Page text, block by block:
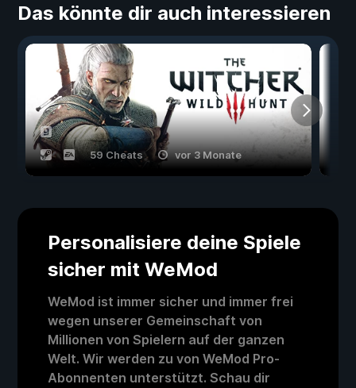
Das könnte dir auch interessieren
59 Cheats vor 3 Monate
Personalisiere deine Spiele
sicher mit WeMod
WeMod ist immer sicher und immer frei
wegen unserer Gemeinschaft von
Millionen von Spielern auf der ganzen
Welt. Wir werden zu von WeMod Pro-
Abonnenten unterstützt. Schau dir